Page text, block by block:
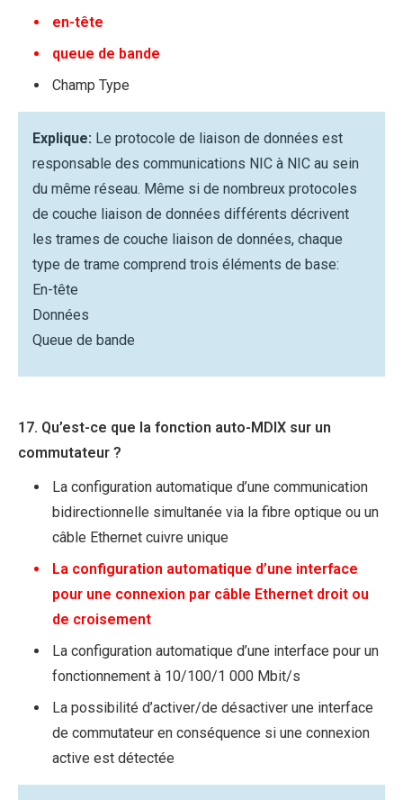
en-tête
queue de bande
Champ Type
Explique: Le protocole de liaison de données est
responsable des communications NIC à NIC au sein
du même réseau. Même si de nombreux protocoles
de couche liaison de données différents décrivent
les trames de couche liaison de données, chaque
type de trame comprend trois éléments de base:
En-tête
Données
Queue de bande
17. Qu’est-ce que la fonction auto-MDIX sur un
commutateur ?
La configuration automatique d’une communication
bidirectionnelle simultanée via la fibre optique ou un
câble Ethernet cuivre unique
La configuration automatique d’une interface
pour une connexion par câble Ethernet droit ou
de croisement
La configuration automatique d’une interface pour un
fonctionnement à 10/100/1 000 Mbit/s
La possibilité d’activer/de désactiver une interface
de commutateur en conséquence si une connexion
active est détectée